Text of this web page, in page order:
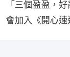
「三個盈盈，
會加入《開心速